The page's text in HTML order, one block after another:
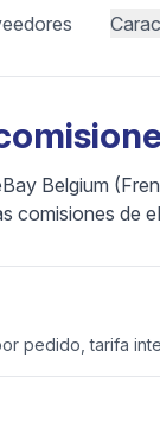
Belgium
comisiones de
pedido, tarifa